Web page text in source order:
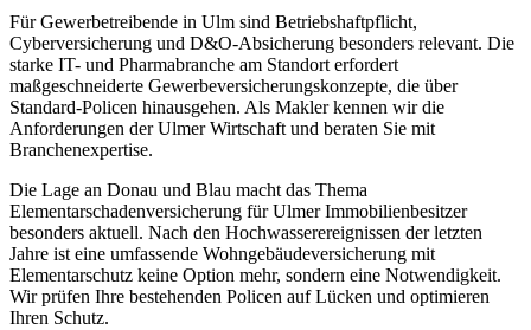
Für Gewerbetreibende in Ulm sind Betriebshaftpflicht,
Cyberversicherung und D&O-Absicherung besonders relevant. Die
starke IT- und Pharmabranche am Standort erfordert
maßgeschneiderte Gewerbeversicherungskonzepte, die über
Standard-Policen hinausgehen. Als Makler kennen wir die
Anforderungen der Ulmer Wirtschaft und beraten Sie mit
Branchenexpertise.
Die Lage an Donau und Blau macht das Thema
Elementarschadenversicherung für Ulmer Immobilienbesitzer
besonders aktuell. Nach den Hochwasserereignissen der letzten
Jahre ist eine umfassende Wohngebäudeversicherung mit
Elementarschutz keine Option mehr, sondern eine Notwendigkeit.
Wir prüfen Ihre bestehenden Policen auf Lücken und optimieren
Ihren Schutz.